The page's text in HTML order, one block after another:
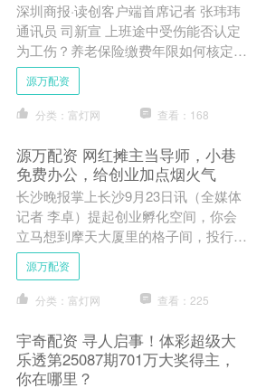
深圳商报·读创客户端首席记者 张玮玮
通讯员 司新宣 上班途中受伤能否认定
为工伤？养老保险缴费年限如何核定？
记者近日从深圳市司法局获悉，面对群
众在工伤、养老、失....
源万配资
分类：富灯网 查看：168
源万配资 网红摊主当导师，小巷
免费办公，给创业加点烟火气
长沙晚报掌上长沙9月23日讯（全媒体
记者 李卓）提起创业孵化空间，你会
立马想到摩天大厦里的格子间，投行大
佬和基金大V的路演。青年创业初出茅
庐能否换个画风，加点“....
源万配资
分类：富灯网 查看：225
宇奇配资 寻人启事！体彩超级大
乐透第25087期701万大奖得主，
你在哪里？